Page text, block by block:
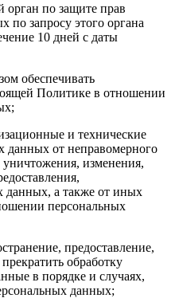
по защите прав
по запросу этого органа
10 дней с даты
обеспечивать
Политике в отношении
и технические
данных от неправомерного
изменения,
данных, а также от иных
персональных
предоставление,
обработку
в порядке и случаях,
данных;